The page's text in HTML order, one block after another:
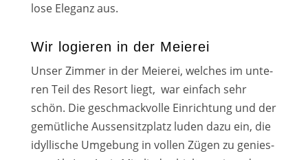
lo­se Eleganz aus.
Wir logieren in der Meierei
Unser Zimmer in der Meierei, wel­ches im unte­
ren Teil des Resort liegt, war ein­fach sehr
schön. Die geschmack­vol­le Einrichtung und der
gemüt­li­che Aussensitzplatz luden dazu ein, die
idyl­li­sche Umgebung in vol­len Zügen zu genies­